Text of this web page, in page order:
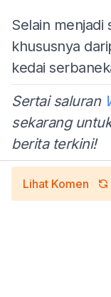
Selain menjadi
khususnya
kedai
Sertai saluran
sekarang
berita terkini!
Lihat Komen